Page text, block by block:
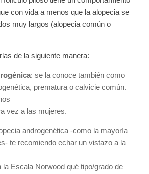
con vida a menos que la alopecia se
muy largos (alopecia común o
de la siguiente manera:
: se la conoce también como
prematura o calvicie común.
vez a las mujeres.
androgenética -como la mayoría
te recomiendo echar un vistazo a la
la Escala Norwood qué tipo/grado de